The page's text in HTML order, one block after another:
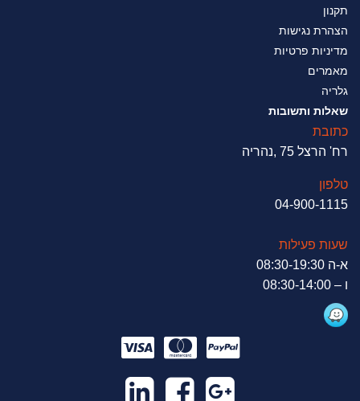
תקנון
הצהרת נגישות
מדיניות פרטיות
מאמרים
גלריה
שאלות ותשובות
כתובת
רח' הרצל 75 ,נהריה
טלפון
04-900-1115
שעות פעילות
א-ה 08:30-19:30
ו – 08:30-14:00